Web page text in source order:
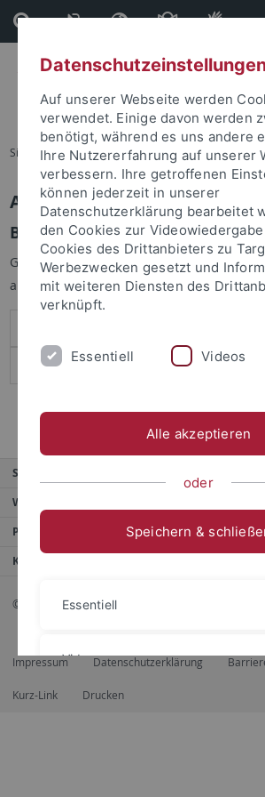
Direkt
zum
Inhalt
Direkt
zur
Fußleiste
Sie sind hier: Startseite
Anmelden
Benutzeranmeldung
Geben Sie Ihren Benutzernamen und Ihr
anzumelden:
Service
Weitere Angebote
Portale
Kontaktinfo
© 2026 Eberhard Karls Universität Tübingen,
Impressum Datenschutzerklärung
Kurz-Link Drucken
Auf unserer Webseite werden
verwendet. Einige davon werden
benötigt, während es uns andere
Ihre Nutzererfahrung auf unserer
verbessern. Ihre getroffenen
können jederzeit in unserer
Datenschutzerklärung bearbeitet
den Cookies zur
Cookies des Drittanbieters zu
Werbezwecken gesetzt und
mit weiteren Diensten des
verknüpft.
Essentiell Videos
Alle akzeptieren
oder
Speichern &
Essentiell
Videos